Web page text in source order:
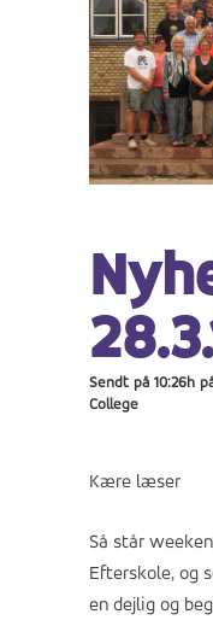
Sendt på 10:26h
College
Kære læser
Så står
Efterskole, og
en dejlig og